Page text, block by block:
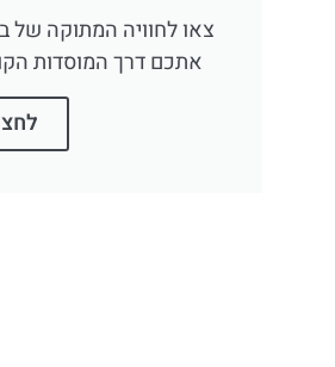
צאו לחוויה המתוקה של
אתכם דרך המוסדות